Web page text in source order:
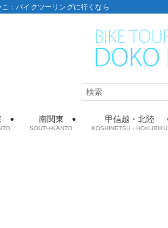
：バイクツーリングに行くなら
南関東
SOUTH-KANTO
甲信越・北陸
KOSHINETSU・HOKURIKU